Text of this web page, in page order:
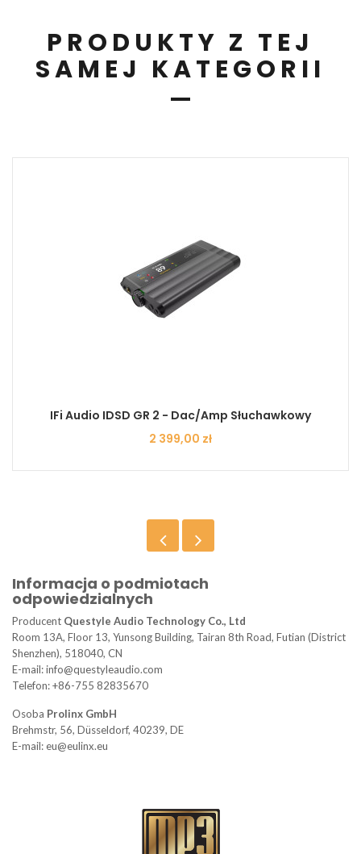
PRODUKTY Z TEJ
SAMEJ KATEGORII
IFi Audio IDSD GR 2 - Dac/amp Słuchawkowy
Cena
2 399,00 zł
Informacja o podmiotach
odpowiedzialnych
Producent Questyle Audio Technology Co., Ltd
Room 13A, Floor 13, Yunsong Building, Tairan 8th Road, Futian (District
Shenzhen), 518040, CN
E-mail: info@questyleaudio.com
Telefon: +86-755 82835670
Osoba Prolinx GmbH
Brehmstr, 56, Düsseldorf, 40239, DE
E-mail: eu@eulinx.eu